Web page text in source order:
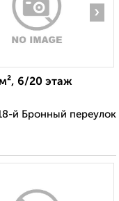
›
6/20 этаж
й Бронный переулок